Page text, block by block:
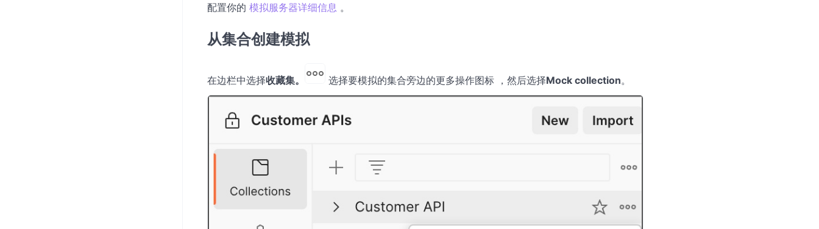
配置你的 模拟服务器详细信息 。
从集合创建模拟
在边栏中选择收藏集。 选择要模拟的集合旁边的更多操作图标 ，然后选择Mock collection。